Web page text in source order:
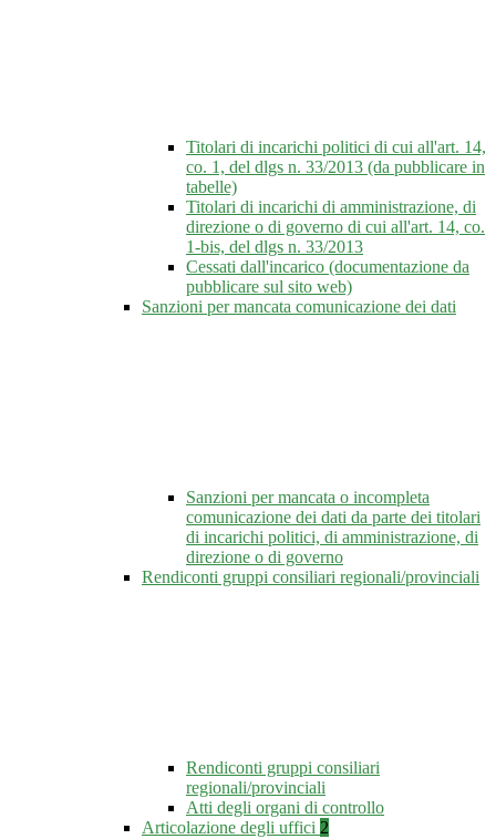
Titolari di incarichi politici di cui all'art. 14,
co. 1, del dlgs n. 33/2013 (da pubblicare in
tabelle)
Titolari di incarichi di amministrazione, di
direzione o di governo di cui all'art. 14, co.
1-bis, del dlgs n. 33/2013
Cessati dall'incarico (documentazione da
pubblicare sul sito web)
Sanzioni per mancata comunicazione dei dati
Sanzioni per mancata o incompleta
comunicazione dei dati da parte dei titolari
di incarichi politici, di amministrazione, di
direzione o di governo
Rendiconti gruppi consiliari regionali/provinciali
Rendiconti gruppi consiliari
regionali/provinciali
Atti degli organi di controllo
Articolazione degli uffici 2